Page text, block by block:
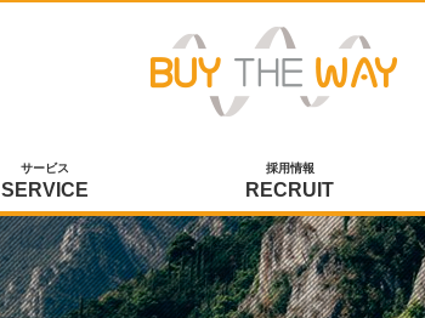
サービス
SERVICE
採用情報
RECRUIT